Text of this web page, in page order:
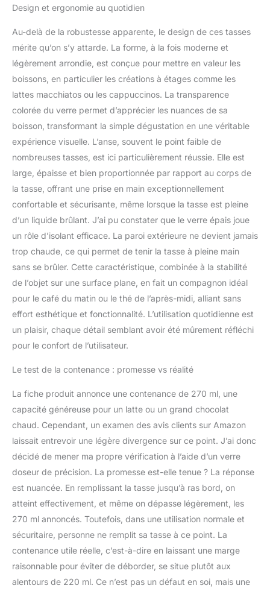
produit de la marque
verres de haute qualité
avec boîte.
Design et ergonomie au quotidien
Au-delà de la robustesse apparente, le design de ces tasses
mérite qu’on s’y attarde. La forme, à la fois moderne et
légèrement arrondie, est conçue pour mettre en valeur les
boissons, en particulier les créations à étages comme les
lattes macchiatos ou les cappuccinos. La transparence
colorée du verre permet d’apprécier les nuances de sa
boisson, transformant la simple dégustation en une véritable
expérience visuelle. L’anse, souvent le point faible de
nombreuses tasses, est ici particulièrement réussie. Elle est
large, épaisse et bien proportionnée par rapport au corps de
la tasse, offrant une prise en main exceptionnellement
confortable et sécurisante, même lorsque la tasse est pleine
d’un liquide brûlant. J’ai pu constater que le verre épais joue
un rôle d’isolant efficace. La paroi extérieure ne devient jamais
trop chaude, ce qui permet de tenir la tasse à pleine main
sans se brûler. Cette caractéristique, combinée à la stabilité
de l’objet sur une surface plane, en fait un compagnon idéal
pour le café du matin ou le thé de l’après-midi, alliant sans
effort esthétique et fonctionnalité. L’utilisation quotidienne est
un plaisir, chaque détail semblant avoir été mûrement réfléchi
pour le confort de l’utilisateur.
Le test de la contenance : promesse vs réalité
La fiche produit annonce une contenance de 270 ml, une
capacité généreuse pour un latte ou un grand chocolat
chaud. Cependant, un examen des avis clients sur Amazon
laissait entrevoir une légère divergence sur ce point. J’ai donc
décidé de mener ma propre vérification à l’aide d’un verre
doseur de précision. La promesse est-elle tenue ? La réponse
est nuancée. En remplissant la tasse jusqu’à ras bord, on
atteint effectivement, et même on dépasse légèrement, les
270 ml annoncés. Toutefois, dans une utilisation normale et
sécuritaire, personne ne remplit sa tasse à ce point. La
contenance utile réelle, c’est-à-dire en laissant une marge
raisonnable pour éviter de déborder, se situe plutôt aux
alentours de 220 ml. Ce n’est pas un défaut en soi, mais une